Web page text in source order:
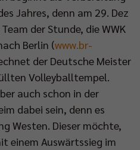
Jahres, denn am 29. Dez
der Stunde, die WWK
Berlin (www.br-
der Deutsche Meister
Volleyballtempel.
auch schon in der
dabei sein, denn es
Westen. Dieser möchte,
einem Auswärtssieg im